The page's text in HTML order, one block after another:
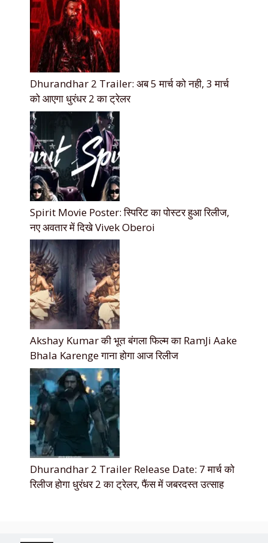
Dhurandhar 2 Trailer: अब 5 मार्च को नही, 3 मार्च
को आएगा धुरंधर 2 का ट्रेलर
Spirit Movie Poster: स्पिरिट का पोस्टर हुआ रिलीज,
नए अवतार में दिखे Vivek Oberoi
Akshay Kumar की भूत बंगला फिल्म का RamJi Aake
Bhala Karenge गाना होगा आज रिलीज
Dhurandhar 2 Trailer Release Date: 7 मार्च को
रिलीज होगा धुरंधर 2 का ट्रेलर, फैंस में जबरदस्त उत्साह